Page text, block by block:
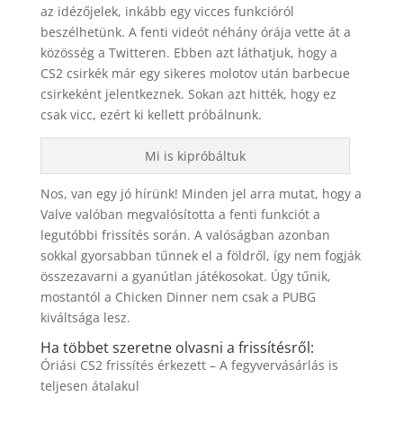
az idézőjelek, inkább egy vicces funkcióról
beszélhetünk. A fenti videót néhány órája vette át a
közösség a Twitteren. Ebben azt láthatjuk, hogy a
CS2 csirkék már egy sikeres molotov után barbecue
csirkeként jelentkeznek. Sokan azt hitték, hogy ez
csak vicc, ezért ki kellett próbálnunk.
Mi is kipróbáltuk
Nos, van egy jó hírünk! Minden jel arra mutat, hogy a
Valve valóban megvalósította a fenti funkciót a
legutóbbi frissítés során. A valóságban azonban
sokkal gyorsabban tűnnek el a földről, így nem fogják
összezavarni a gyanútlan játékosokat. Úgy tűnik,
mostantól a Chicken Dinner nem csak a PUBG
kiváltsága lesz.
Ha többet szeretne olvasni a frissítésről:
Óriási CS2 frissítés érkezett – A fegyvervásárlás is
teljesen átalakul